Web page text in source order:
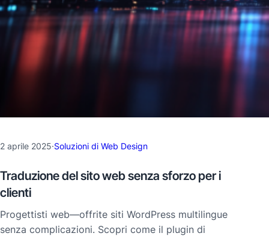
2 aprile 2025·Soluzioni di Web Design
Traduzione del sito web senza sforzo per i
clienti
Progettisti web—offrite siti WordPress multilingue
senza complicazioni. Scopri come il plugin di